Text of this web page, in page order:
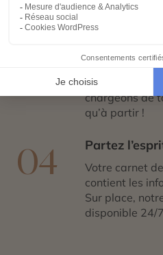
adapté à vos
expériences
chargeons de
qu’à partir !
04 Partez
Votre carnet
contient les
Sur place,
disponible 24/7